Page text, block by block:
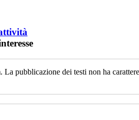
pubblicazione dei testi non ha